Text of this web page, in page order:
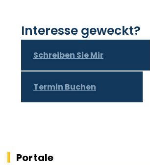
Interesse geweckt?
Schreiben Sie Mir
Termin Buchen
Portale